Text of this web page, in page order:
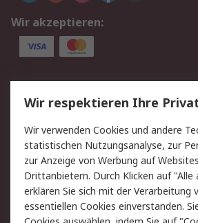
Wir akzeptieren:
Service
Value Added Services
Rücksendungen
Hilfe
Rechtliches
AGB
Wir respektieren Ihre
Wir verwenden Cookies und andere
statistischen Nutzungsanalyse, zur
zur Anzeige von Werbung auf
Drittanbietern. Durch Klicken auf "Alle
erklären Sie sich mit der Verarbeitung
essentiellen Cookies einverstanden.